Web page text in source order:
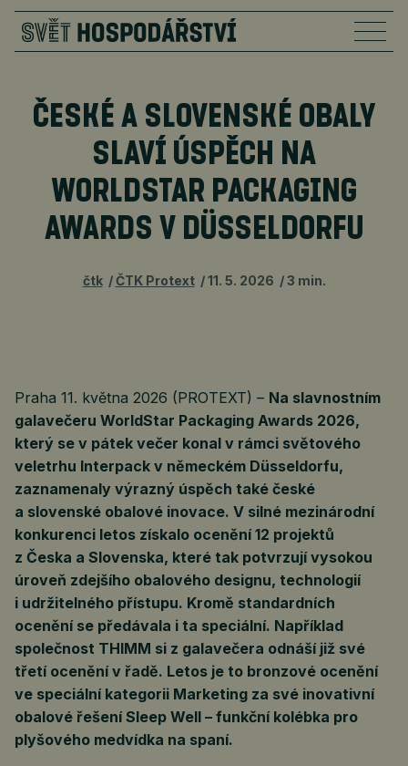
ČESKÉ A SLOVENSKÉ OBALY
SLAVÍ ÚSPĚCH NA
WORLDSTAR PACKAGING
AWARDS V DÜSSELDORFU
čtk ČTK Protext 11. 5. 2026 3 min.
Praha 11. května 2026 (PROTEXT) – Na slavnostním
galavečeru WorldStar Packaging Awards 2026,
který se v pátek večer konal v rámci světového
veletrhu Interpack v německém Düsseldorfu,
zaznamenaly výrazný úspěch také české
a slovenské obalové inovace. V silné mezinárodní
konkurenci letos získalo ocenění 12 projektů
z Česka a Slovenska, které tak potvrzují vysokou
úroveň zdejšího obalového designu, technologií
i udržitelného přístupu. Kromě standardních
ocenění se předávala i ta speciální. Například
společnost THIMM si z galavečera odnáší již své
třetí ocenění v řadě. Letos je to bronzové ocenění
ve speciální kategorii Marketing za své inovativní
obalové řešení Sleep Well – funkční kolébka pro
plyšového medvídka na spaní.